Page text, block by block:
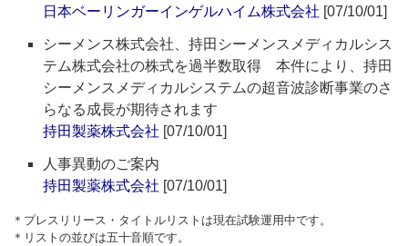
日本ベーリンガーインゲルハイム株式会社 [07/10/01]
シーメンス株式会社、持田シーメンスメディカルシス
テム株式会社の株式を過半数取得 本件により、持田
シーメンスメディカルシステムの超音波診断事業のさ
らなる成長が期待されます
持田製薬株式会社 [07/10/01]
人事異動のご案内
持田製薬株式会社 [07/10/01]
＊プレスリリース・タイトルリストは現在試験運用中です。
＊リストの並びは五十音順です。